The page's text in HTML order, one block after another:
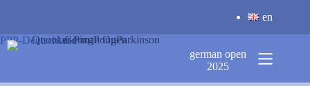
en
german open
2025
PPP-Deutschland